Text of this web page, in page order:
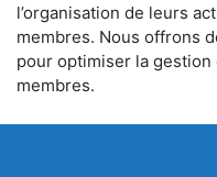
l’organisation de leurs
membres. Nous offrons
pour optimiser la gestion
membres.